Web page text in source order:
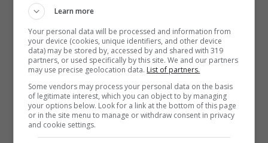
proprio nei momenti del pasto, a interagire
con lo staff.
Tino partecipa ormai assiduamente alle
sessioni di cibatura , avvicinandosi alle
Learn more
Your personal data will be processed and information from
your device (cookies, unique identifiers, and other device
data) may be stored by, accessed by and shared with 319
partners, or used specifically by this site. We and our partners
may use precise geolocation data. List of partners.
Some vendors may process your personal data on the basis
of legitimate interest, which you can object to by managing
your options below. Look for a link at the bottom of this page
or in the site menu to manage or withdraw consent in privacy
and cookie settings.